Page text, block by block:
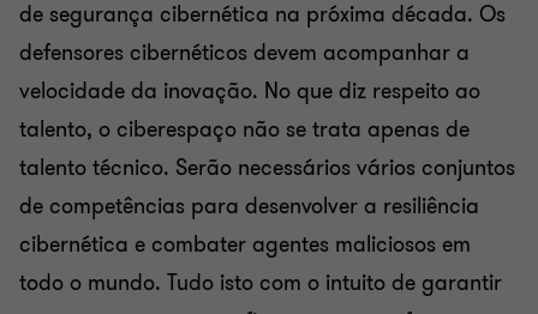
de segurança cibernética na próxima década. Os
defensores cibernéticos devem acompanhar a
velocidade da inovação. No que diz respeito ao
talento, o ciberespaço não se trata apenas de
talento técnico. Serão necessários vários conjuntos
de competências para desenvolver a resiliência
cibernética e combater agentes maliciosos em
todo o mundo. Tudo isto com o intuito de garantir